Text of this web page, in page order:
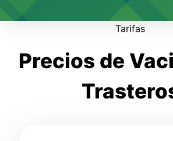
Tarifas
Precios de